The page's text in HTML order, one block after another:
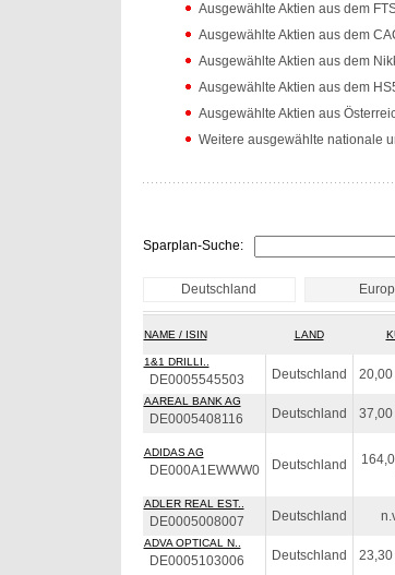
Ausgewählte Aktien aus dem
Ausgewählte Aktien aus dem
Ausgewählte Aktien aus dem
Ausgewählte Aktien aus dem
Ausgewählte Aktien aus
Weitere ausgewählte nationale
Sparplan-Suche:
Deutschland
NAME / ISIN LAND
1&1 DRILLI..
DE0005545503 Deutschland 20,00
AAREAL BANK AG
DE0005408116 Deutschland 37,00
ADIDAS AG
DE000A1EWWW0 Deutschland
ADLER REAL EST..
DE0005008007 Deutschland
ADVA OPTICAL N..
DE0005103006 Deutschland 23,30